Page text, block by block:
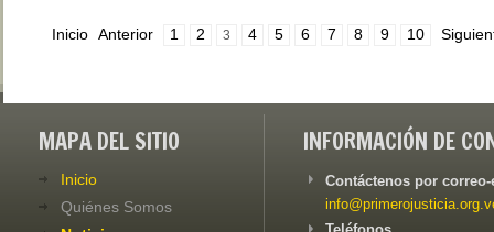
Inicio Anterior 1 2 3 4 5 6 7 8 9 10
MAPA DEL SITIO
Inicio
Quiénes Somos
INFORMACIÓN DE
Contáctenos por